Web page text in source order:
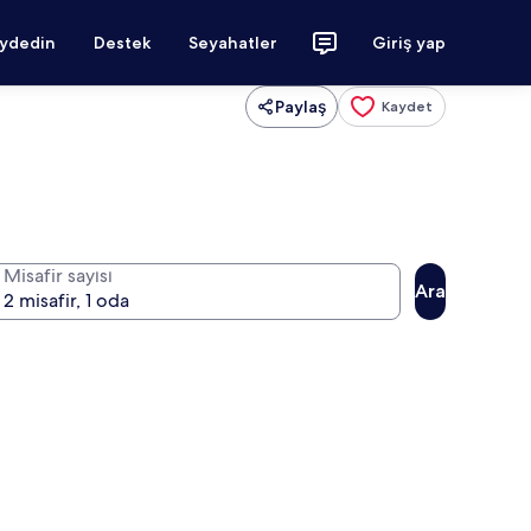
Destek Seyahatler Giriş yap
Paylaş Kaydet
Misafir sayısı
Ara